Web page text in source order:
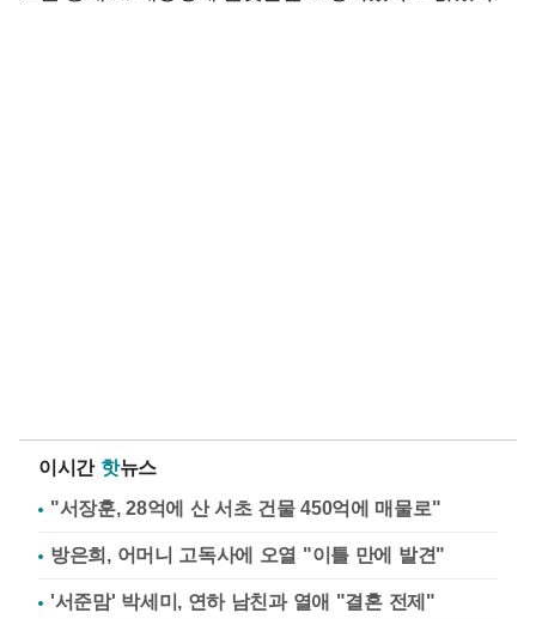
이시간 핫뉴스
"서장훈, 28억에 산 서초 건물 450억에 매물로"
방은희, 어머니 고독사에 오열 "이틀 만에 발견"
'서준맘' 박세미, 연하 남친과 열애 "결혼 전제"